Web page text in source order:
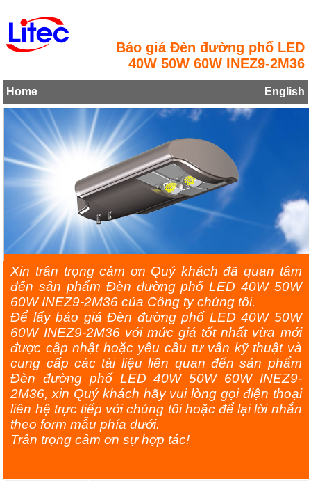
Báo giá Đèn đường phố LED
40W 50W 60W INEZ9-2M36
Home English
Xin trân trọng cảm ơn Quý khách đã quan tâm
đến sản phẩm Đèn đường phố LED 40W 50W
60W INEZ9-2M36 của Công ty chúng tôi.
Để lấy báo giá Đèn đường phố LED 40W 50W
60W INEZ9-2M36 với mức giá tốt nhất vừa mới
được cập nhật hoặc yêu cầu tư vấn kỹ thuật và
cung cấp các tài liệu liên quan đến sản phẩm
Đèn đường phố LED 40W 50W 60W INEZ9-
2M36, xin Quý khách hãy vui lòng gọi điện thoại
liên hệ trực tiếp với chúng tôi hoặc để lại lời nhắn
theo form mẫu phía dưới.
Trân trọng cảm ơn sự hợp tác!